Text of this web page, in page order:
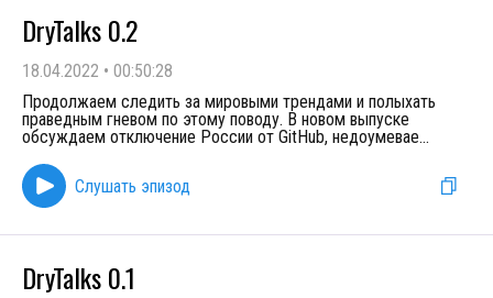
DryTalks 0.2
18.04.2022 • 00:50:28
Продолжаем следить за мировыми трендами и полыхать
праведным гневом по этому поводу. В новом выпуске
обсуждаем отключение России от GitHub, недоумевае...
Слушать эпизод
DryTalks 0.1